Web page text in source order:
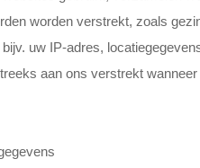
worden verstrekt, zoals
uw IP-adres,
aan ons verstrekt